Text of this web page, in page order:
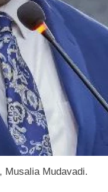
Musalia Mudavadi.